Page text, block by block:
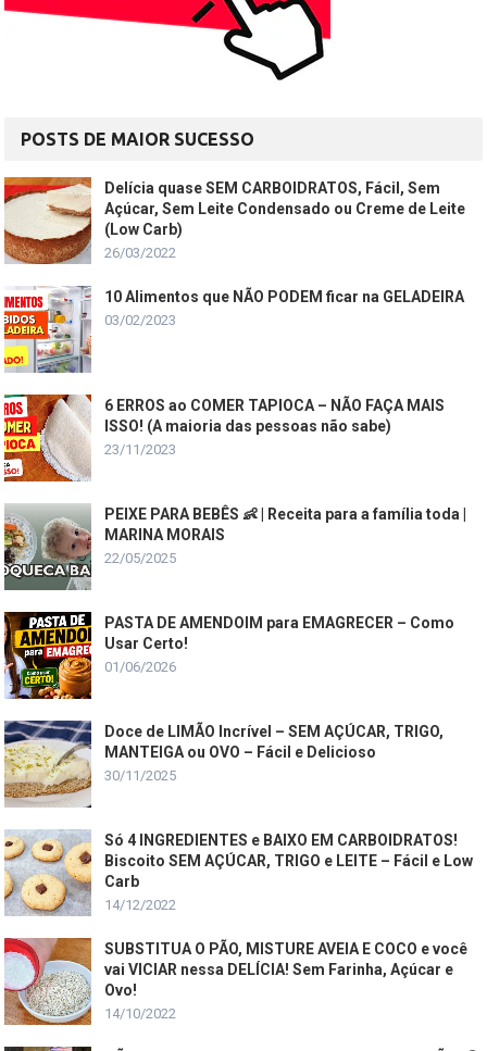
POSTS DE MAIOR SUCESSO
Delícia quase SEM CARBOIDRATOS, Fácil, Sem
Açúcar, Sem Leite Condensado ou Creme de Leite
(Low Carb)
26/03/2022
10 Alimentos que NÃO PODEM ficar na GELADEIRA
03/02/2023
6 ERROS ao COMER TAPIOCA – NÃO FAÇA MAIS
ISSO! (A maioria das pessoas não sabe)
23/11/2023
PEIXE PARA BEBÊS 👶 | Receita para a família toda |
MARINA MORAIS
22/05/2025
PASTA DE AMENDOIM para EMAGRECER – Como
Usar Certo!
01/06/2026
Doce de LIMÃO Incrível – SEM AÇÚCAR, TRIGO,
MANTEIGA ou OVO – Fácil e Delicioso
30/11/2025
Só 4 INGREDIENTES e BAIXO EM CARBOIDRATOS!
Biscoito SEM AÇÚCAR, TRIGO e LEITE – Fácil e Low
Carb
14/12/2022
SUBSTITUA O PÃO, MISTURE AVEIA E COCO e você
vai VICIAR nessa DELÍCIA! Sem Farinha, Açúcar e
Ovo!
14/10/2022